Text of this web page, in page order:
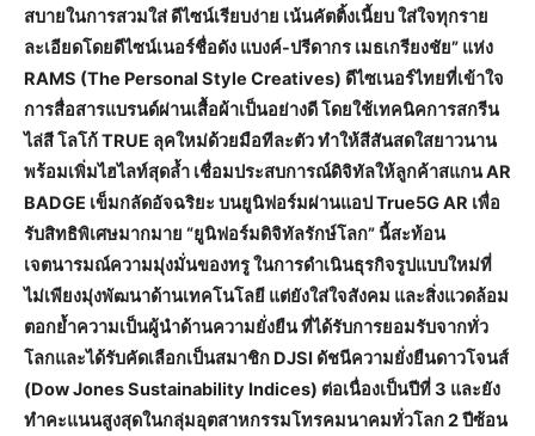
สบายในการสวมใส่ ดีไซน์เรียบง่าย เน้นคัตติ้งเนี้ยบ ใส่ใจทุกราย
ละเอียดโดยดีไซน์เนอร์ชื่อดัง แบงค์-ปรีดากร เมธเกรียงชัย” แห่ง
RAMS (The Personal Style Creatives) ดีไซเนอร์ไทยที่เข้าใจ
การสื่อสารแบรนด์ผ่านเสื้อผ้าเป็นอย่างดี โดยใช้เทคนิคการสกรีน
ไล่สี โลโก้ TRUE ลุคใหม่ด้วยมือทีละตัว ทำให้สีสันสดใสยาวนาน
พร้อมเพิ่มไฮไลท์สุดล้ำ เชื่อมประสบการณ์ดิจิทัลให้ลูกค้าสแกน AR
BADGE เข็มกลัดอัจฉริยะ บนยูนิฟอร์มผ่านแอป True5G AR เพื่อ
รับสิทธิพิเศษมากมาย “ยูนิฟอร์มดิจิทัลรักษ์โลก” นี้สะท้อน
เจตนารมณ์ความมุ่งมั่นของทรู ในการดำเนินธุรกิจรูปแบบใหม่ที่
ไม่เพียงมุ่งพัฒนาด้านเทคโนโลยี แต่ยังใส่ใจสังคม และสิ่งแวดล้อม
ตอกย้ำความเป็นผู้นำด้านความยั่งยืน ที่ได้รับการยอมรับจากทั่ว
โลกและได้รับคัดเลือกเป็นสมาชิก DJSI ดัชนีความยั่งยืนดาวโจนส์
(Dow Jones Sustainability Indices) ต่อเนื่องเป็นปีที่ 3 และยัง
ทำคะแนนสูงสุดในกลุ่มอุตสาหกรรมโทรคมนาคมทั่วโลก 2 ปีซ้อน